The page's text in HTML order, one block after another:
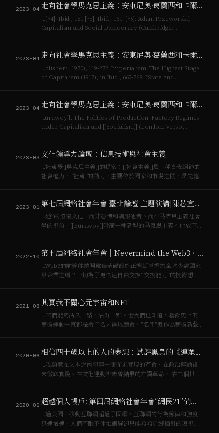
是政治─文化使用技術的方…
2023-04 走向社會學馬克思主義：安東尼奧·葛蘭西和卡爾·波蘭尼的互補匯聚（三）
…[^4]: Ibid., 181 [^5]: Ibid., 161. [^6]: Adam Przeworski,
Capitalism and Social Democracy (Cambridge:
2023-04 走向社會學馬克思主義：安東尼奧·葛蘭西和卡爾·波蘭尼的互補匯聚（二）
…blishers, 1970), 119-272; Imperialism: The Highest Stage
of Capitalism (1917), in Ibid., 667-768; *State and
2023-04 走向社會學馬克思主義：安東尼奧·葛蘭西和卡爾·波蘭尼的互補匯聚（一）
…urawoy]], The Politics of Production: Factory Regimes
under Capitalism and [[Socialism]] (London: Verso,
2023-03 文化領導力論壇：信息技術與社會主義
…社會學[[馬克思主義]]的提案：[[社會主義]]是一種自我調節的
社會權力，“社會”的動力，主要位於國家和市場之間，是先進
2023-01 第七屆網絡社會年會 臺北論壇 主題演講|陳芯宜：時間與沉浸，從藝術家紀錄片到VR的創作
…通”的協議⽂化，⽽⾮恐懼和馴服他者。⽽在⻢克思主義社會
學的視⻆，[[Burawoy]]呼籲⼀種新型的⻢克思主義。他放下從
追求⼈道。…
2022-10 第七屆網絡社會年會｜Nevermind the Web3，Here’s the P2P！
…Web3的前途能繞開電信基礎設施正壟斷掌握於全球少數國家
與企業之嗎？一切為了更快速自由交換“交換能力”的技術想
壇組織，召集各領域的主題演講…
2021-08 其實我不關心元宇宙和NFT
…它們能夠活久一點，活好一點。但我們也知道，藝術史上的
藝術運動一直都是命了名才得以續命，”名字”既作為藝術新聲
2020-06 相信四十歲以上的人的夢想：試評黑鳥的《連眾顛覆》
…我願意在文本之內勾連一個從未實現的革命．在政治運動裡
未徹底實踐、在文化運動裡未曾結果的左翼革命， 在二個世紀
從未實現現過·…
2020-06 超越個人帳戶: 第四屆網絡社會年會“網民21”備忘錄
…過美國，移動互聯網超過了固網，互聯網的行為節律和強度
迅速增速，人們不眠不休地刷屏卻只能發發見縫插針的短視頻